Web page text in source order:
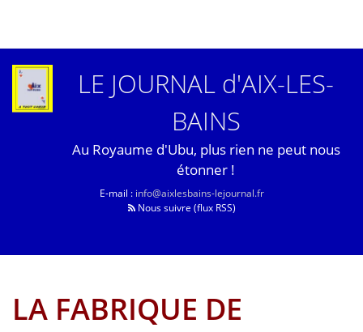
LE JOURNAL d'AIX-LES-
BAINS
Au Royaume d'Ubu, plus rien ne peut nous
étonner !
E-mail : info@aixlesbains-lejournal.fr
Nous suivre (flux RSS)
LA FABRIQUE DE